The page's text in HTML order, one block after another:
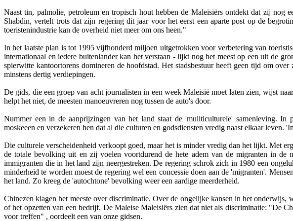
Naast tin, palmolie, petroleum en tropisch hout hebben de Maleisiërs ontdekt dat zij
Shabdin, vertelt trots dat zijn regering dit jaar voor het eerst een aparte post op de
toeristenindustrie kan de overheid niet meer om ons heen."
In het laatste plan is tot 1995 vijfhonderd miljoen uitgetrokken voor verbetering van
internationaal en iedere buitenlander kan het verstaan - lijkt nog het meest op een uit de
spierwitte kantoortorens domineren de hoofdstad. Het stadsbestuur heeft geen tijd om
minstens dertig verdiepingen.
De gids, die een groep van acht journalisten in een week Maleisië moet laten zien, wijst
helpt het niet, de meesten manoeuvreren nog tussen de auto's door.
Nummer een in de aanprijzingen van het land staat de 'muliticulturele' samenleving. In
moskeeen en verzekeren hen dat al die culturen en godsdiensten vredig naast elkaar leven.
Die culturele verscheidenheid verkoopt goed, maar het is minder vredig dan het lijkt. Met
de totale bevolking uit en zij voelen voortdurend de hete adem van de migranten in
immigranten die in het land zijn neergestreken. De regering schrok zich in 1980 een
minderheid te worden moest de regering wel een concessie doen aan de 'migranten'.
het land. Zo kreeg de 'autochtone' bevolking weer een aardige meerderheid.
Chinezen klagen het meeste over discriminatie. Over de ongelijke kansen in het
of het opzetten van een bedrijf. De Maleise Maleisiërs zien dat niet als discriminatie: "De
voor treffen" , oordeelt een van onze gidsen.